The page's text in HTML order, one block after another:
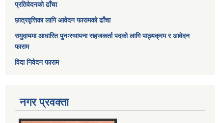
प्रतिवेदनको ढाँचा
छात्रवृत्तिका लागि आवेदन फारामको ढाँचा
समुदायमा आधारित पुनःस्थापना सहजकर्ता पदको लागि पाठ्यक्रम र आवेदन
फाराम
विदा निवेदन फाराम
नगर प्रवक्ता